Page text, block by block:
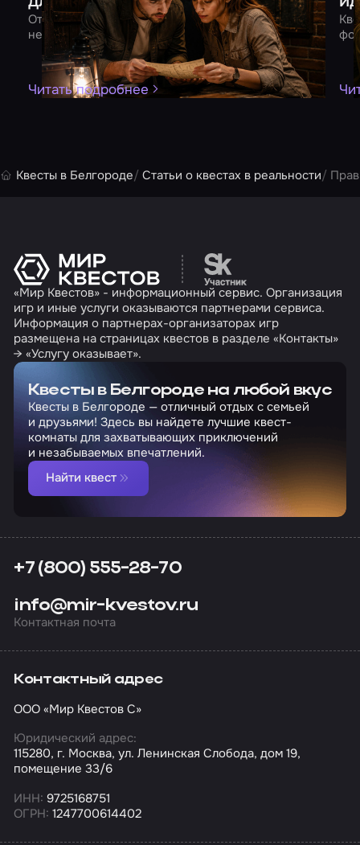
От квеста до романтического ужина – 10 идей для
незабываемого вечера вдвоем
Читать подробнее
Квесты в Белгороде Статьи о квестах в реальности
Перейти на сайт
«Мир Квестов» - информационный сервис. Организация
игр и иные услуги оказываются партнерами сервиса.
Информация о партнерах-организаторах игр
размещена на страницах квестов в разделе «Контакты»
→ «Услугу оказывает».
Квесты в Белгороде на любой вкус
Квесты в Белгороде — отличный отдых с семьей
и друзьями! Здесь вы найдете лучшие квест-
комнаты для захватывающих приключений
и незабываемых впечатлений.
Найти квест
+7 (800) 555-28-70
info@mir-kvestov.ru
Контактная почта
Контактный адрес
ООО «Мир Квестов С»
Юридический адрес:
115280, г. Москва, ул. Ленинская Слобода, дом 19,
помещение 33/6
ИНН: 9725168751
ОГРН: 1247700614402